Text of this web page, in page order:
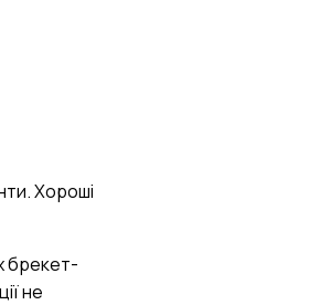
Хороші
брекет-
не